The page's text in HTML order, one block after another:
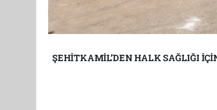
ŞEHİTKAMİL’DEN HALK SAĞLIĞI